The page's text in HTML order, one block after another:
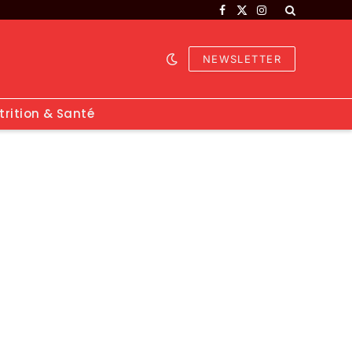
Facebook
X
Instagram
NEWSLETTER
& Santé